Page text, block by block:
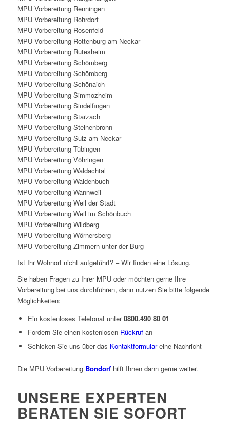
MPU Vorbereitung Renningen
MPU Vorbereitung Rohrdorf
MPU Vorbereitung Rosenfeld
MPU Vorbereitung Rottenburg am Neckar
MPU Vorbereitung Rutesheim
MPU Vorbereitung Schömberg
MPU Vorbereitung Schömberg
MPU Vorbereitung Schönaich
MPU Vorbereitung Simmozheim
MPU Vorbereitung Sindelfingen
MPU Vorbereitung Starzach
MPU Vorbereitung Steinenbronn
MPU Vorbereitung Sulz am Neckar
MPU Vorbereitung Tübingen
MPU Vorbereitung Vöhringen
MPU Vorbereitung Waldachtal
MPU Vorbereitung Waldenbuch
MPU Vorbereitung Wannweil
MPU Vorbereitung Weil der Stadt
MPU Vorbereitung Weil im Schönbuch
MPU Vorbereitung Wildberg
MPU Vorbereitung Wörnersberg
MPU Vorbereitung Zimmern unter der Burg
Ist Ihr Wohnort nicht aufgeführt? – Wir finden eine Lösung.
Sie haben Fragen zu Ihrer MPU oder möchten gerne Ihre
Vorbereitung bei uns durchführen, dann nutzen Sie bitte folgende
Möglichkeiten:
Ein kostenloses Telefonat unter0800.490 80 01
Fordern Sie einen kostenlosen Rückrufan
Schicken Sie uns über das Kontaktformulareine Nachricht
Die MPU Vorbereitung Bondorf hilft Ihnen dann gerne weiter.
UNSERE EXPERTEN
BERATEN SIE SOFORT